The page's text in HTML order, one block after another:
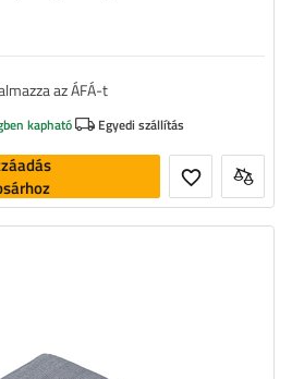
az ÁFÁ-t
kapható Egyedi szállítás